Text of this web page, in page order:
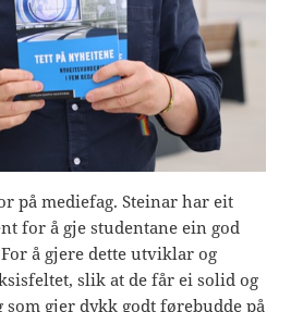
på mediefag. Steinar har eit
for å gje studentane ein god
å gjere dette utviklar og
slik at de får ei solid og
gjer dykk godt førebudde på